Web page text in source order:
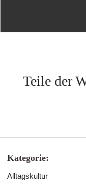
Teile der
Kategorie:
Alltagskultur